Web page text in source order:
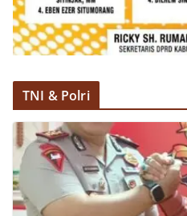
penghormatan dan
menjelang perayaan
Petugas
wujud nyata
memperingati hari
Indonesia.‎‎”Kami
warga agar mulai
bendera Merah
masing secara
penghormatan kita
perjuangan para
kemerdekaan,” ujar
TNI & Polri